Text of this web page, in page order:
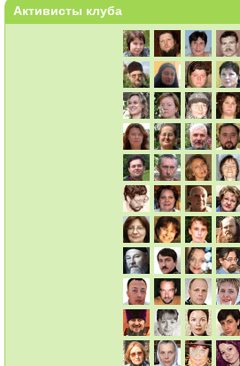
Активисты клуба